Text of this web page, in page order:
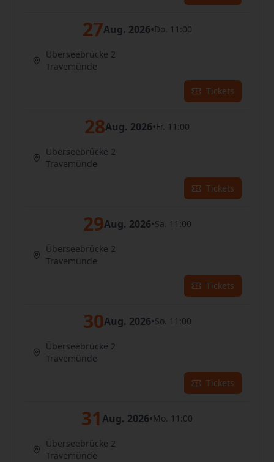
27Aug. 2026•Do. 11:00
Überseebrücke 2
Travemünde
Tickets
28Aug. 2026•Fr. 11:00
Überseebrücke 2
Travemünde
Tickets
29Aug. 2026•Sa. 11:00
Überseebrücke 2
Travemünde
Tickets
30Aug. 2026•So. 11:00
Überseebrücke 2
Travemünde
Tickets
31 Aug. 2026•Mo. 11:00
Überseebrücke 2
Travemünde